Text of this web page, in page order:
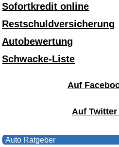
Sofortkredit online
Restschuldversicherung
Autobewertung
Schwacke-Liste
Auf
Auf
Auto Ratgeber